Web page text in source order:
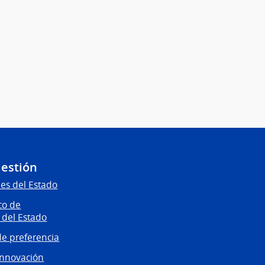
del Estado
de
Estado
preferencia